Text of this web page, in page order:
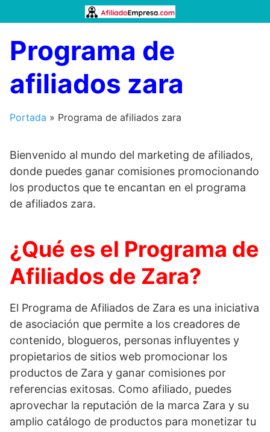
al
Programa de
afiliados zara
Portada » Programa de afiliados zara
Bienvenido al mundo del marketing de afiliados,
donde puedes ganar comisiones promocionando
los productos que te encantan en el programa
de afiliados zara.
¿Qué es el Programa de
Afiliados de Zara?
El Programa de Afiliados de Zara es una iniciativa
de asociación que permite a los creadores de
contenido, blogueros, personas influyentes y
propietarios de sitios web promocionar los
productos de Zara y ganar comisiones por
referencias exitosas. Como afiliado, puedes
aprovechar la reputación de la marca Zara y su
amplio catálogo de productos para monetizar tu